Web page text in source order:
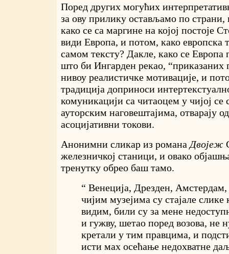
Поред других могућих
за ову прилику остављамо по
како се са маргине на којој постоје
види Европа, и потом, како европска
самом тексту? Дакле, како се Европа
што би Ингарден рекао, “приказаних
нивоу реалистичке мотивације, и
традиција доприноси
комуникацији са читаоцем у чијој се
ауторским наговештајима, отварају
асоцијативни токови.
Анонимни сликар из романа Двојеж
железничкој станици, и овако
тренутку обрео баш тамо.
“ Венеција, Дрезден,
чијим музејима су стајале слике
видим, били су за мене
и гужву, шетао поред возова, не
кретали у тим правцима, и
исти мах осећање недохватне